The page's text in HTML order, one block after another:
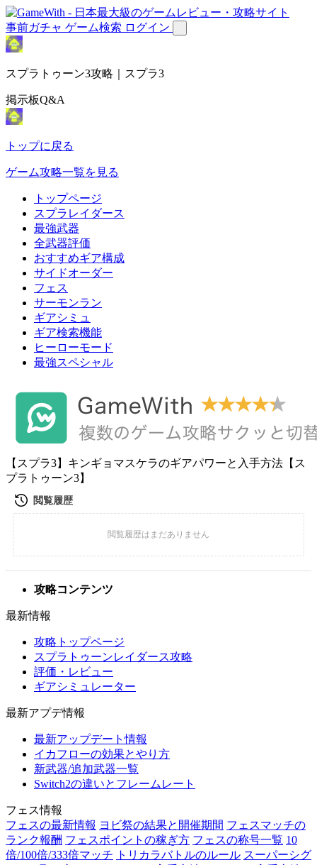
事前ガチャ ゲーム検索 ログイン
スプラトゥーン3攻略｜スプラ3
掲示板Q&A
トップに戻る
ゲーム攻略一覧を見る
トップページ
スプラレイダース
最強武器
全武器評価
おすすめギア構成
サイドオーダー
フェス
サーモンラン
ギアシミュ
ギア検索機能
ヒーローモード
最強スペシャル
【スプラ3】キンギョマスケラのギアパワーと入手方法【ス
プラトゥーン3】
攻略コンテンツ
最新情報
攻略トップページ
スプラトゥーンレイダース攻略
評価・レビュー
ギアシミュレーター
最新アプデ情報
最新アップデート情報
イカフローの効果とやり方
新武器/追加武器一覧
Switch2の違いとフレームレート
フェス情報
フェスの最新情報 ヨビ祭の結果と開催期間 フェスマッチの
ランク報酬 フェスポイントの稼ぎ方 フェスの称号一覧 10
倍/100倍/333倍マッチ
トリカラバトルのルール スーパーシグ